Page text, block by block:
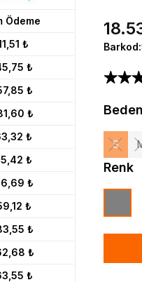
Ödeme
₺
₺
₺
₺
₺
₺
₺
₺
₺
₺
₺
Barkod:
Beden
S
Renk